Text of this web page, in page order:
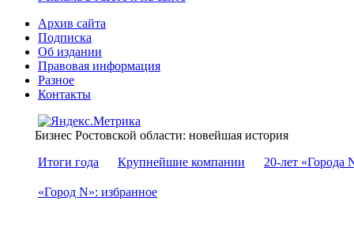
Архив сайта
Подписка
Об издании
Правовая информация
Разное
Контакты
Бизнес Ростовской области: новейшая история
Итоги года
Крупнейшие компании 20-лет «Города
«Город N»: избранное